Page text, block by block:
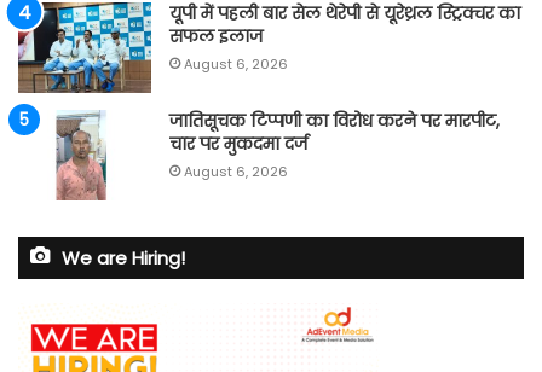
यूपी में पहली बार सेल थेरेपी से यूरेथ्रल स्ट्रिक्चर का
सफल इलाज
August 6, 2026
जातिसूचक टिप्पणी का विरोध करने पर मारपीट,
चार पर मुकदमा दर्ज
August 6, 2026
We are Hiring!